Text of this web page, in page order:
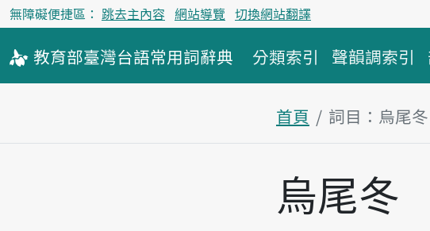
無障礙便捷區： 跳去主內容 網站導覽 切換網站翻譯
教育部臺灣台語常用詞辭典 分類索引 聲韻調索引
首頁 詞目：烏尾冬
主內容區塊
烏尾冬